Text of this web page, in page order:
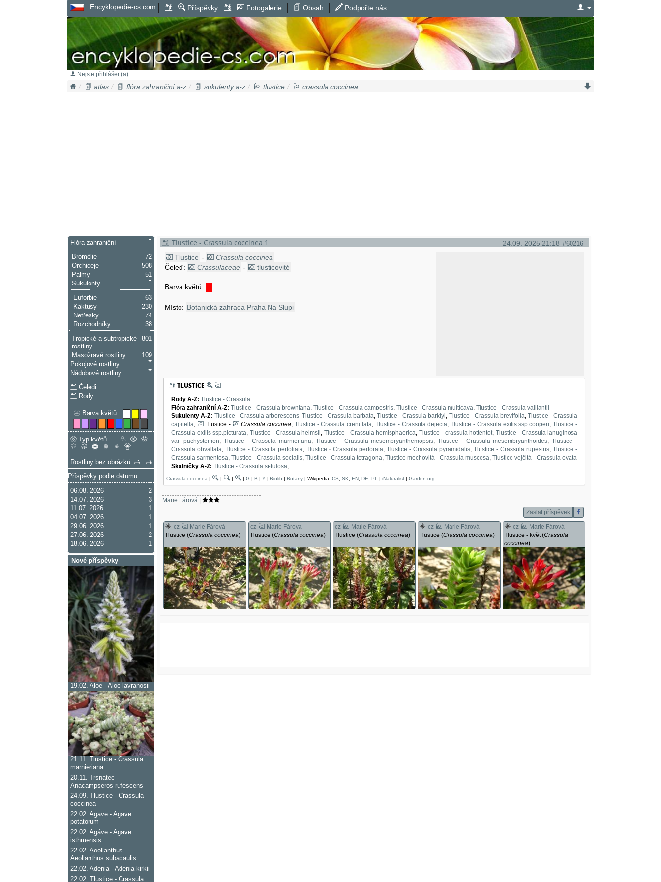
Encyklopedie-cs.com Příspěvky Fotogalerie Obsah Podpořte nás
Nejste přihlášen(a)
atlas flóra zahraniční a-z sukulenty a-z tlustice crassula coccinea
24.09. 2025 21:18 #60216
Tlustice - Crassula coccinea 1
Tlustice -
Crassula coccinea
Čeleď:
Crassulaceae - tlusticovité
Barva květů:
Místo: Botanická zahrada Praha Na Slupi
TLUSTICE
Rody A-Z: Tlustice - Crassula
Flóra zahraniční A-Z: Tlustice - Crassula browniana ,Tlustice - Crassula campestris ,Tlustice - Crassula multicava ,Tlustice - Crassula vaillantii
Sukulenty A-Z: Tlustice - Crassula arborescens, Tlustice - Crassula barbata ,Tlustice - Crassula barklyi Tlustice - Crassula brevifolia Tlustice - Crassula
capitella
Tlustice - Crassula coccinea Tlustice - Crassula crenulata ,Tlustice - Crassula dejecta ,Tlustice - Crassula exilis ssp.cooperi ,Tlustice -
Crassula exilis ssp.picturata Tlustice - Crassula helmsii Tlustice - Crassula hemisphaerica Tlustice - crassula hottentot Tlustice - Crassula lanuginosa
var. pachystemon
Tlustice - Crassula marnieriana ,Tlustice - Crassula mesembryanthemopsis ,Tlustice - Crassula mesembryanthoides ,Tlustice -
Crassula obvallata ,Tlustice - Crassula perfoliata ,Tlustice - Crassula perforata ,Tlustice - Crassula pyramidalis ,Tlustice - Crassula rupestris ,Tlustice -
Crassula sarmentosa ,Tlustice - Crassula socialis ,Tlustice - Crassula tetragona ,Tlustice mechovitá - Crassula muscosa ,Tlustice vejčitá - Crassula ovata
Skalničky A-Z: Tlustice - Crassula setulosa
Crassula coccinea | | | |G |B |Y |Biolib |Botany | Wikipedia:CS ,SK ,EN ,DE ,PL |iNaturalist |Garden.org
Marie Fárová |
Zaslat příspěvek
cz
Marie Fárová
Tlustice (Crassula coccinea)
cz
Marie Fárová
Tlustice (Crassula coccinea)
cz
Marie Fárová
Tlustice (Crassula coccinea)
cz
Marie Fárová
Tlustice (Crassula coccinea)
cz
Marie Fárová
Tlustice - květ (Crassula
coccinea)
Flóra zahraniční
72
Bromélie
508
Orchideje
51
Palmy
Sukulenty
63
Euforbie
230
Kaktusy
74
Netřesky
38
Rozchodníky
801
Tropické a subtropické
rostliny
109
Masožravé rostliny
Pokojové rostliny
Nádobové rostliny
Čeledi
Rody
Barva květů
Typ květů
Rostliny bez obrázků
Příspěvky podle datumu
2
06.08. 2026
3
14.07. 2026
1
11.07. 2026
1
04.07. 2026
1
29.06. 2026
2
27.06. 2026
1
18.06. 2026
Nové příspěvky
19.02. Aloe - Aloe lavranosii
21.11.
Tlustice - Crassula
marnieriana
20.11.
Trsnatec -
Anacampseros rufescens
24.09.
Tlustice - Crassula
coccinea
22.02. Agave - Agave
potatorum
22.02. Agáve - Agave
isthmensis
22.02. Aeollanthus -
Aeollanthus subacaulis
22.02. Adenia - Adenia kirkii
22.02.
Tlustice - Crassula